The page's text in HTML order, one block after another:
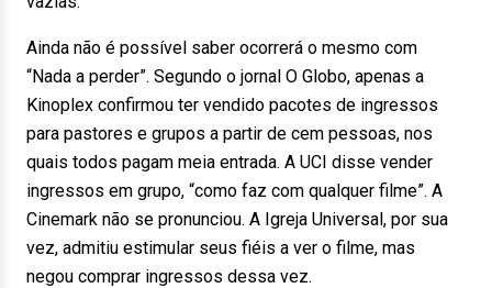
Ainda não é possível saber ocorrerá o mesmo com
“Nada a perder”. Segundo o jornal O Globo, apenas a
Kinoplex confirmou ter vendido pacotes de ingressos
para pastores e grupos a partir de cem pessoas, nos
quais todos pagam meia entrada. A UCI disse vender
ingressos em grupo, “como faz com qualquer filme”. A
Cinemark não se pronunciou. A Igreja Universal, por sua
vez, admitiu estimular seus fiéis a ver o filme, mas
negou comprar ingressos dessa vez.